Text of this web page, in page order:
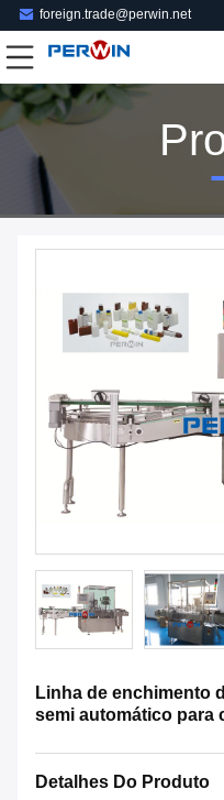
foreign.trade@perwin.net
Linha de enchimento
semi automático para
Detalhes Do Produto